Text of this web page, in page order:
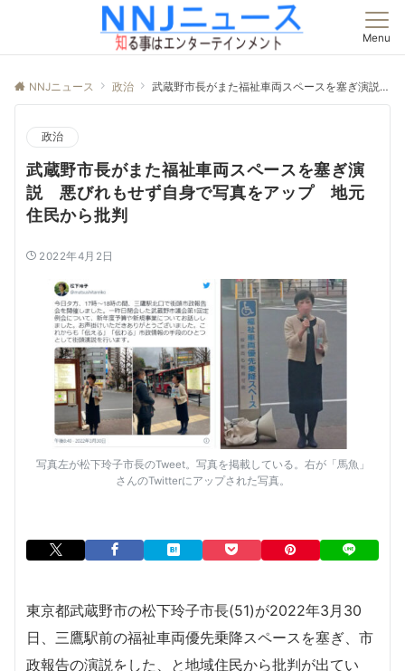
Menu
NNJニュース 政治 武蔵野市長がまた福祉車両スペースを塞ぎ演説 悪びれもせず自身で写真をアップ 地元住民から批判
政治
武蔵野市長がまた福祉車両スペースを塞ぎ演
説 悪びれもせず自身で写真をアップ 地元
住民から批判
2022年4月2日
写真左が松下玲子市長のTweet。写真を掲載している。右が「馬魚」
さんのTwitterにアップされた写真。
東京都武蔵野市の松下玲子市長(51)が2022年3月30
日、三鷹駅前の福祉車両優先乗降スペースを塞ぎ、市
政報告の演説をした、と地域住民から批判が出てい